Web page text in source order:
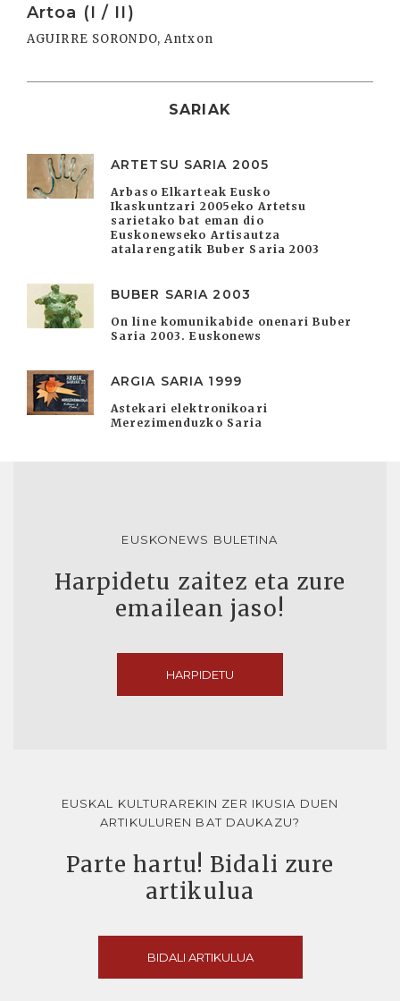
Artoa (I / II)
AGUIRRE SORONDO, Antxon
SARIAK
ARTETSU SARIA 2005
Arbaso Elkarteak Eusko
Ikaskuntzari 2005eko Artetsu
sarietako bat eman dio
Euskonewseko Artisautza
atalarengatik Buber Saria 2003
BUBER SARIA 2003
On line komunikabide onenari Buber
Saria 2003. Euskonews
ARGIA SARIA 1999
Astekari elektronikoari
Merezimenduzko Saria
EUSKONEWS BULETINA
Harpidetu zaitez eta zure
emailean jaso!
HARPIDETU
EUSKAL KULTURAREKIN ZER IKUSIA DUEN
ARTIKULUREN BAT DAUKAZU?
Parte hartu! Bidali zure
artikulua
BIDALI ARTIKULUA